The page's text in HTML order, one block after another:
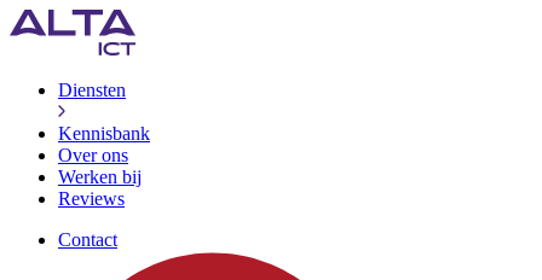
Diensten
Kennisbank
Over ons
Werken bij
Reviews
Contact